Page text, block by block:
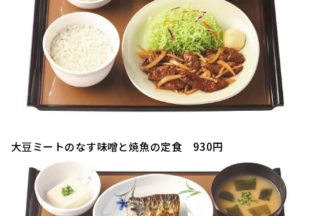
大豆ミートのなす味噌と焼魚の定食 930円